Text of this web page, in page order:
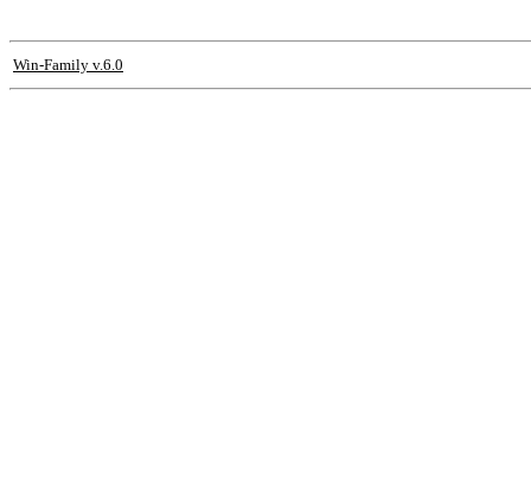
Win-Family v.6.0